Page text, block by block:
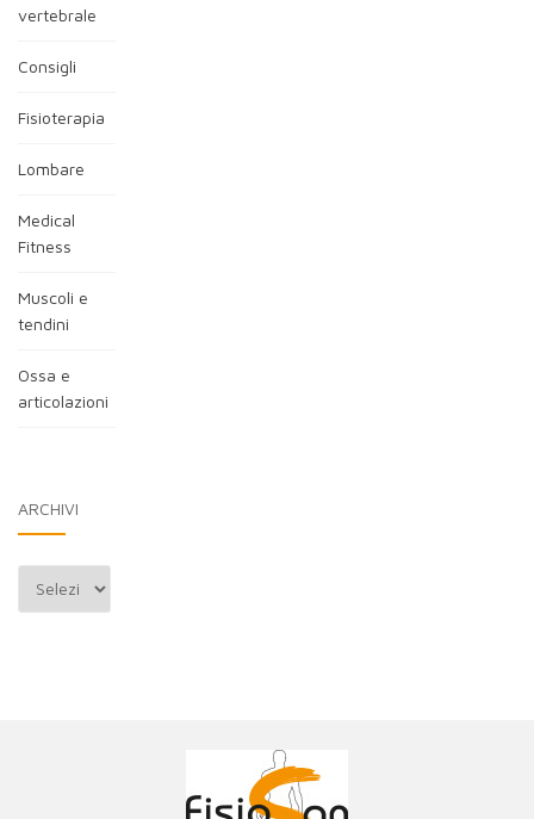
vertebrale
Consigli
Fisioterapia
Lombare
Medical
Fitness
Muscoli e
tendini
Ossa e
articolazioni
ARCHIVI
Archivi